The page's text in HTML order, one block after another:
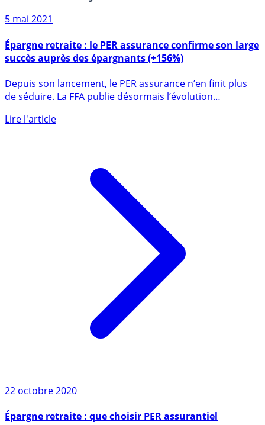
Sur le même sujet
5 mai 2021
Épargne retraite : le PER assurance confirme son large
succès auprès des épargnants (+156%)
de séduire. La FFA publie désormais l’évolution
22 octobre 2020